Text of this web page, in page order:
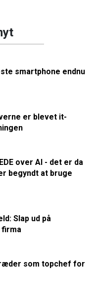
smartphone endnu
er blevet it-
over AI - det er da
begyndt at bruge
Slap ud på
som topchef for